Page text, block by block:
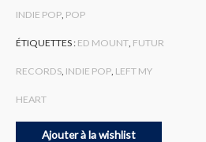
My
Heart
INDIE POP POP
ÉTIQUETTES : ED MOUNT FUTUR
RECORDS INDIE POP LEFT MY
HEART
Ajouter à la wishlist